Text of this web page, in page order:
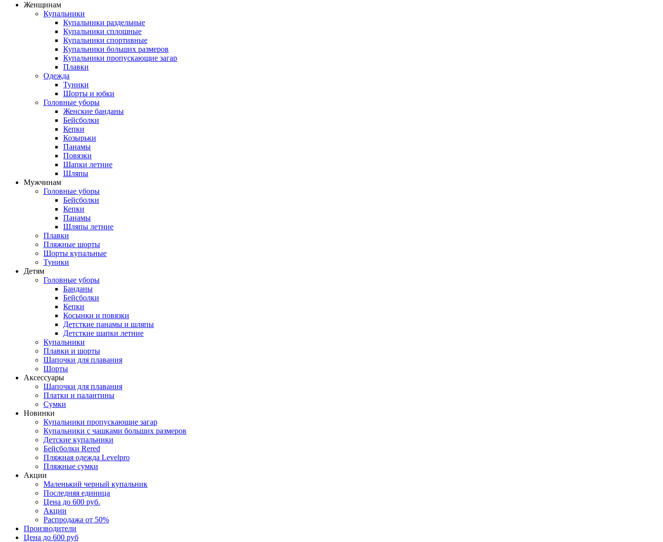
Женщинам
Купальники
Купальники раздельные
Купальники сплошные
Купальники спортивные
Купальники больших размеров
Купальники пропускающие загар
Плавки
Одежда
Туники
Шорты и юбки
Головные уборы
Женские банданы
Бейсболки
Кепки
Козырьки
Панамы
Повязки
Шапки летние
Шляпы
Мужчинам
Головные уборы
Бейсболки
Кепки
Панамы
Шляпы летние
Плавки
Пляжные шорты
Шорты купальные
Туники
Детям
Головные уборы
Банданы
Бейсболки
Кепки
Косынки и повязки
Детсткие панамы и шляпы
Детсткие шапки летние
Купальники
Плавки и шорты
Шапочки для плавания
Шорты
Аксессуары
Шапочки для плавания
Платки и палантины
Сумки
Новинки
Купальники пропускающие загар
Купальники с чашками больших размеров
Детские купальники
Бейсболки Rered
Пляжная одежда Levelpro
Пляжные сумки
Акции
Маленький черный купальник
Последняя единица
Цена до 600 руб.
Акции
Распродажа от 50%
Производители
Цена до 600 руб